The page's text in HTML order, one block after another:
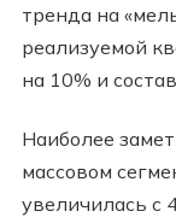
тренда на
реализуемой
на 10% и
Наиболее
массовом
увеличилась с